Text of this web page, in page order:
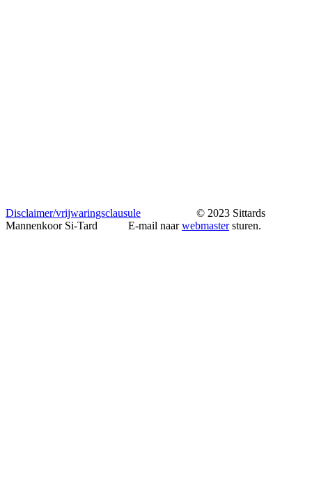
Disclaimer/vrijwaringsclausule © 2023 Sittards
Mannenkoor Si-Tard E-mail naarwebmastersturen.